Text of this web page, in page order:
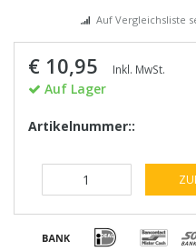
Auf Vergleichsliste
€ 10,95 Inkl. MwSt.
Auf Lager
Artikelnummer::